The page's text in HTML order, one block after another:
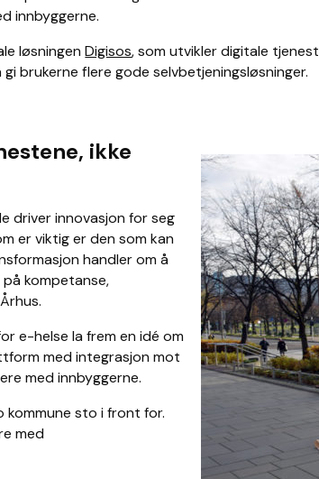
innbyggerne.
løsningenDigisos, som utvikler digitale
gi brukerne flere gode selvbetjeningsløsninger.
ikke
driver innovasjon for seg
er viktig er den som kan
handler om å
kompetanse,
e-helse la frem en idé om
med integrasjon mot
med innbyggerne.
kommune sto i front for.
med